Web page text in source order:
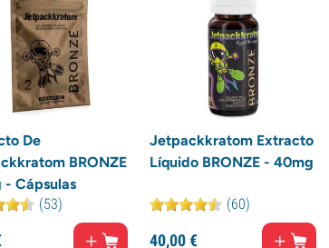
De
BRONZE
- Cápsulas
(53)
Jetpackkratom Extracto
Líquido BRONZE - 40mg
(60)
40,00€